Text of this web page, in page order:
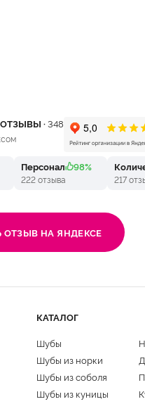
·348
Персонал 98%
222 отзыва 217
ОТЗЫВ НА ЯНДЕКСЕ
КАТАЛОГ
Шубы
Шубы из норки
Шубы из соболя
Шубы из куницы